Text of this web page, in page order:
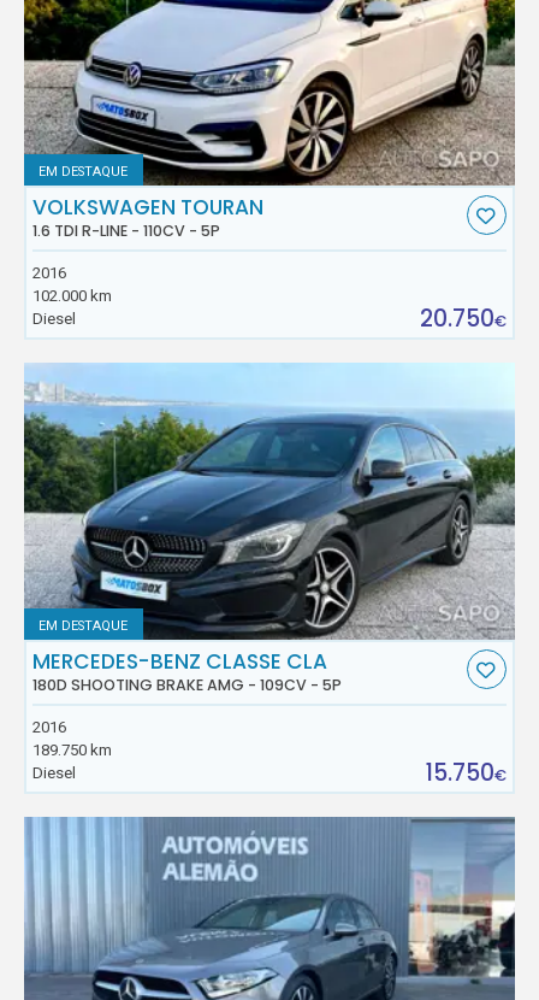
EM DESTAQUE
VOLKSWAGEN TOURAN
1.6 TDI R-LINE - 110CV - 5P
2016
102.000 km
Diesel
20.750€
EM DESTAQUE
MERCEDES-BENZ CLASSE CLA
180D SHOOTING BRAKE AMG - 109CV - 5P
2016
189.750 km
Diesel
15.750€